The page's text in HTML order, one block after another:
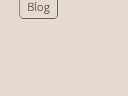
Blog